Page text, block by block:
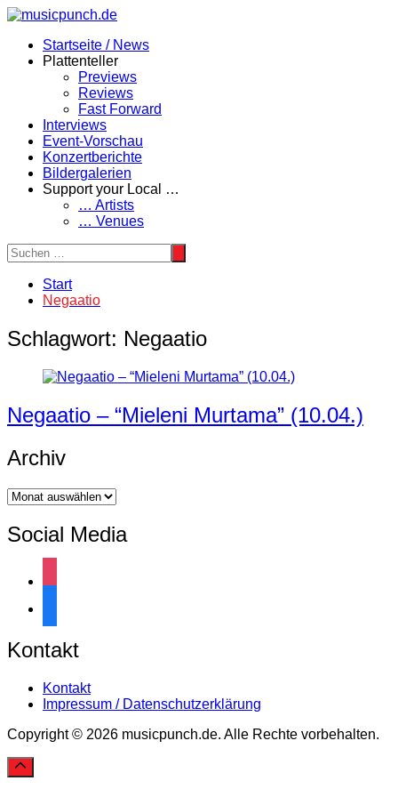
Zum
springenStartseite / News
Plattenteller
Previews
Reviews
Fast Forward
Interviews
Event-Vorschau
Konzertberichte
Bildergalerien
Support your Local …
… Artists
… Venues
Start
Negaatio
Schlagwort: Negaatio
Negaatio – “Mieleni Murtama” (10.04.)
Archiv
Archiv
Social Media
Kontakt
Kontakt
Impressum / Datenschutzerklärung
Copyright © 2026 musicpunch.de. Alle Rechte vorbehalten.